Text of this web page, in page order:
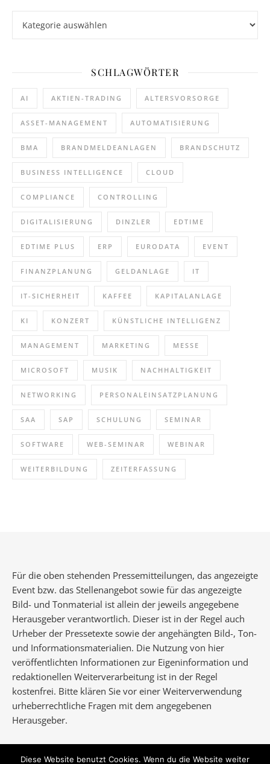
SCHLAGWÖRTER
AI AKTIEN-TRADING ALTERSVORSORGE
ASSET-MANAGEMENT AUTOMATISIERUNG
BMA BRANDMELDEANLAGEN BRANDSCHUTZ
BUSINESS INTELLIGENCE CLOUD
COMPLIANCE CONTROLLING
DIGITALISIERUNG DINZLER EDTIME
EDTIME PLUS ERP EURODATA EVENT
FINANZPLANUNG GELDANLAGE IT
IT-SICHERHEIT KAFFEE KAPITALANLAGE
KI KONZERT KÜNSTLICHE INTELLIGENZ
MANAGEMENT MARKETING MESSE
MICROSOFT MUSIK NACHHALTIGKEIT
NETWORKING PERSONALEINSATZPLANUNG
SAA SAP SCHULUNG SEMINAR
SOFTWARE WEB-SEMINAR WEBINAR
WEITERBILDUNG ZEITERFASSUNG
Für die oben stehenden Pressemitteilungen, das angezeigte
Event bzw. das Stellenangebot sowie für das angezeigte
Bild- und Tonmaterial ist allein der jeweils angegebene
Herausgeber verantwortlich. Dieser ist in der Regel auch
Urheber der Pressetexte sowie der angehängten Bild-, Ton-
und Informationsmaterialien. Die Nutzung von hier
veröffentlichten Informationen zur Eigeninformation und
redaktionellen Weiterverarbeitung ist in der Regel
kostenfrei. Bitte klären Sie vor einer Weiterverwendung
urheberrechtliche Fragen mit dem angegebenen
Herausgeber.
Diese Website benutzt Cookies. Wenn du die Website weiter